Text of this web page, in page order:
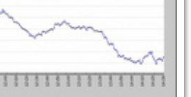
ফল উপহার